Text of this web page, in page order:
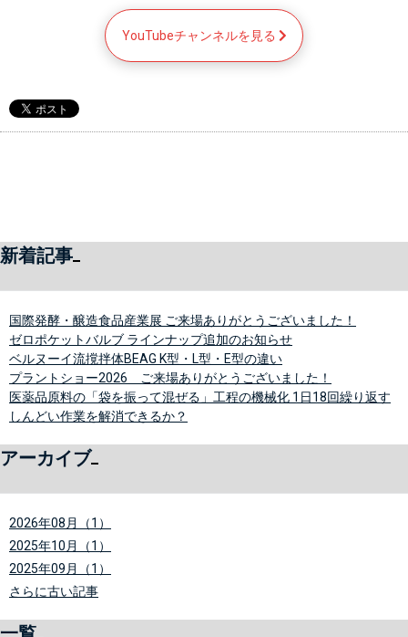
YouTubeチャンネルを見る
新着記事
国際発酵・醸造食品産業展 ご来場ありがとうございました！
ゼロポケットバルブ ラインナップ追加のお知らせ
ベルヌーイ流撹拌体BEAG K型・L型・E型の違い
プラントショー2026 ご来場ありがとうございました！
医薬品原料の「袋を振って混ぜる」工程の機械化 1日18回繰り返す
しんどい作業を解消できるか？
アーカイブ
2026年08月（1）
2025年10月（1）
2025年09月（1）
さらに古い記事